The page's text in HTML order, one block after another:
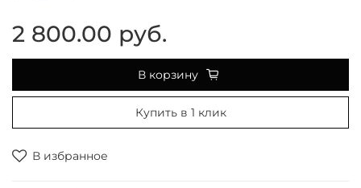
В избранное
2 800.00 руб.
В корзину
Купить в 1 клик